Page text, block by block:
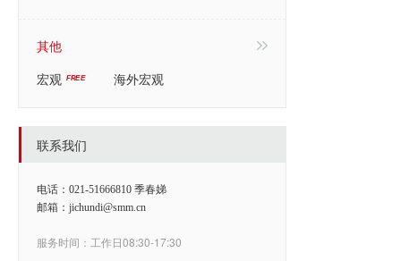
其他
宏观
海外宏观
联系我们
电话：021-51666810 季春娣
邮箱：jichundi@smm.cn
服务时间：工作日08:30-17:30